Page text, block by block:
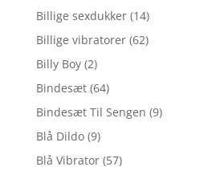
Billige sexdukker (14)
Billige vibratorer (62)
Billy Boy (2)
Bindesæt (64)
Bindesæt Til Sengen (9)
Blå Dildo (9)
Blå Vibrator (57)